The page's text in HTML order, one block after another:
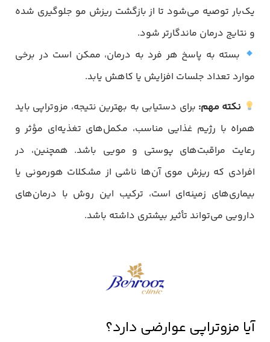
یک‌بار توصیه می‌شود تا از بازگشت ریزش مو جلوگیری شده
و نتایج درمان ماندگارتر شود.
بسته به پاسخ هر فرد به درمان، ممکن است در برخی
موارد تعداد جلسات افزایش یا کاهش یابد.
نکته مهم: برای دستیابی به بهترین نتیجه، مزوتراپی باید
همراه با رژیم غذایی مناسب، مکمل‌های تغذیه‌ای مؤثر و
رعایت مراقبت‌های پوستی و مویی باشد. همچنین، در
افرادی که ریزش موی آن‌ها ناشی از مشکلات هورمونی یا
بیماری‌های زمینه‌ای است، ترکیب این روش با درمان‌های
دارویی می‌تواند تأثیر بیشتری داشته باشد.
آیا مزوتراپی عوارضی دارد؟